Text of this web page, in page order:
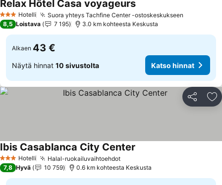
3 Tähtiluokitus
Hotelli Suora yhteys Tachfine Center -ostoskeskukseen
Relax Hôtel Casa voyageursKatso hinnat
8,5 Loistava 7 195 3.0 km kohteesta Keskusta
Alkaen 43 €
Näytä hinnat 10 sivustolta Katso hinnat
Jaa
3 Tähtiluokitus
Hotelli Halal-ruokailuvaihtoehdotKatso hinnat
Ibis Casablanca City Center
7,8 Hyvä 10 759 0.6 km kohteesta Keskusta